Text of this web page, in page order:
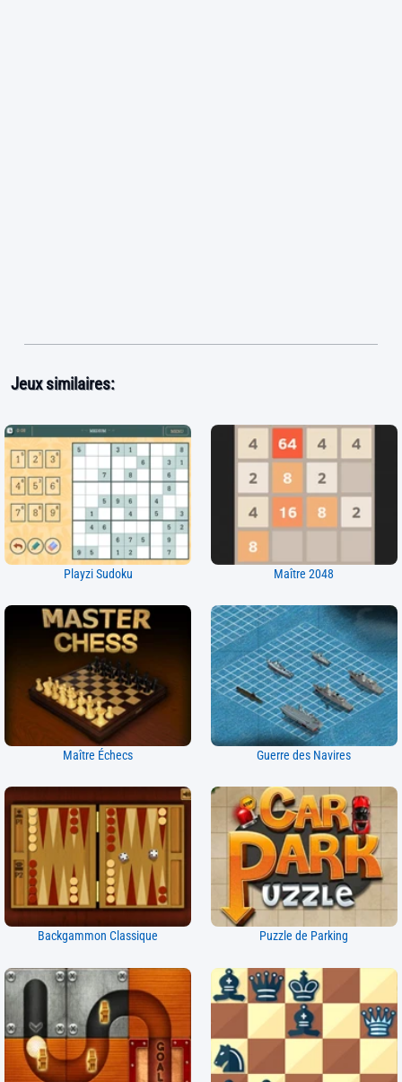
Jeux similaires:
Playzi Sudoku Maître 2048
Maître Échecs Guerre des Navires
Backgammon Classique Puzzle de Parking